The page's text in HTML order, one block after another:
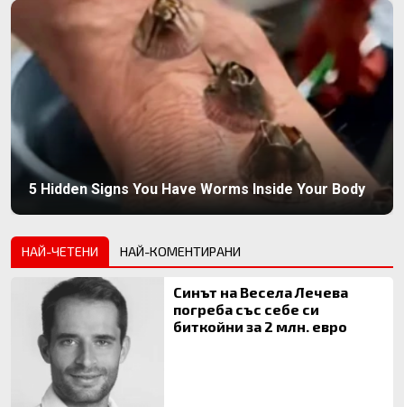
5 Hidden Signs You Have Worms Inside Your Body
НАЙ-ЧЕТЕНИ НАЙ-КОМЕНТИРАНИ
Синът на Весела Лечева
погреба със себе си
биткойни за 2 млн. евро